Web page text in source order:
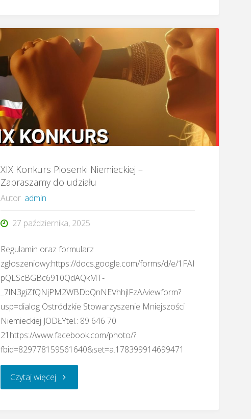
Dwie
ważne
XIX Konkurs Piosenki Niemieckiej –
Zapraszamy do udziału
Autor admin
27 października, 2025
Regulamin oraz formularz
zgłoszeniowy:https://docs.google.com/forms/d/e/1FAI
pQLScBGBc6910QdAQkMT-
_7lN3giZfQNjPM2WBDbQnNEVhhjlFzA/viewform?
usp=dialog Ostródzkie Stowarzyszenie Mniejszości
Niemieckiej JODŁYtel.: 89 646 70
21https://www.facebook.com/photo/?
fbid=829778159561640&set=a.178399914699471
Czytaj więcej"XIX